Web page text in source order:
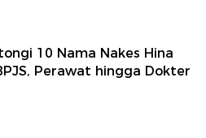
10 Nama Nakes Hina
Perawat hingga Dokter